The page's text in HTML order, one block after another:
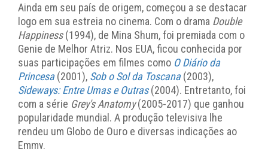
Ainda em seu país de origem, começou a se destacar
logo em sua estreia no cinema. Com o drama Double
Happiness(1994), de Mina Shum, foi premiada com o
Genie de Melhor Atriz. Nos EUA, ficou conhecida por
suas participações em filmes como O Diário da
Princesa(2001), Sob o Sol da Toscana (2003),
Sideways: Entre Umas e Outras(2004). Entretanto, foi
com a série Grey's Anatomy(2005-2017) que ganhou
popularidade mundial. A produção televisiva lhe
rendeu um Globo de Ouro e diversas indicações ao
Emmy.